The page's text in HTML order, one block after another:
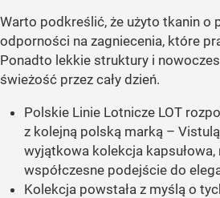
Warto podkreślić, że użyto tkanin o
odporności na zagniecenia, które
Ponadto lekkie struktury i
świeżość przez cały dzień.
Polskie Linie Lotnicze LOT
z kolejną polską marką –
wyjątkowa kolekcja kapsułowa,
współczesne podejście do
Kolekcja powstała z myślą o